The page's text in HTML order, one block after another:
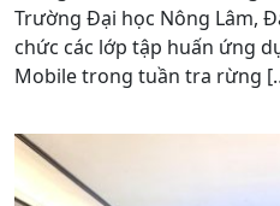
Trường Đại học Nông Lâm,
chức các lớp tập huấn ứng
Mobile trong tuần tra rừng